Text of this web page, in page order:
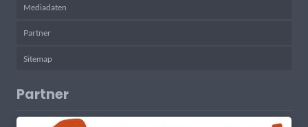
Mediadaten
Partner
Sitemap
Partner